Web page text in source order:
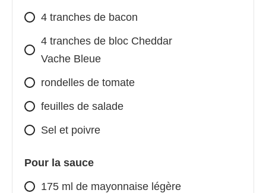
4 tranches de bacon
4 tranches de bloc Cheddar
Vache Bleue
rondelles de tomate
feuilles de salade
Sel et poivre
Pour la sauce
175 ml de mayonnaise légère